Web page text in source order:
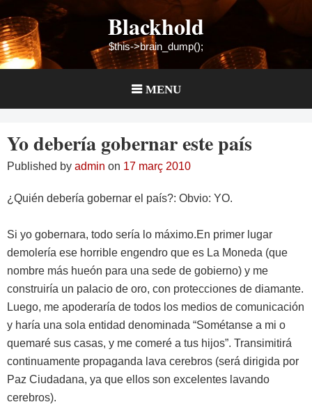
to
content
Blackhold
$this->brain_dump();
MENU
Yo debería gobernar este país
Published by admin on 17 març 2010
¿Quién debería gobernar el país?: Obvio: YO.
Si yo gobernara, todo sería lo máximo.En primer lugar
demolería ese horrible engendro que es La Moneda (que
nombre más hueón para una sede de gobierno) y me
construiría un palacio de oro, con protecciones de diamante.
Luego, me apoderaría de todos los medios de comunicación
y haría una sola entidad denominada “Sométanse a mi o
quemaré sus casas, y me comeré a tus hijos”. Transimitirá
continuamente propaganda lava cerebros (será dirigida por
Paz Ciudadana, ya que ellos son excelentes lavando
cerebros).